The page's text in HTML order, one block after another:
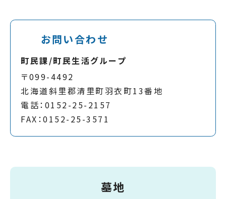
お問い合わせ
町民課/町民生活グループ
〒099-4492
北海道斜里郡清里町羽衣町13番地
電話：0152-25-2157
FAX：0152-25-3571
墓地